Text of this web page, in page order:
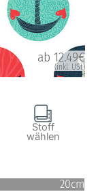
ab 12.49€
(inkl. USt)
Stoff
wählen
20cm